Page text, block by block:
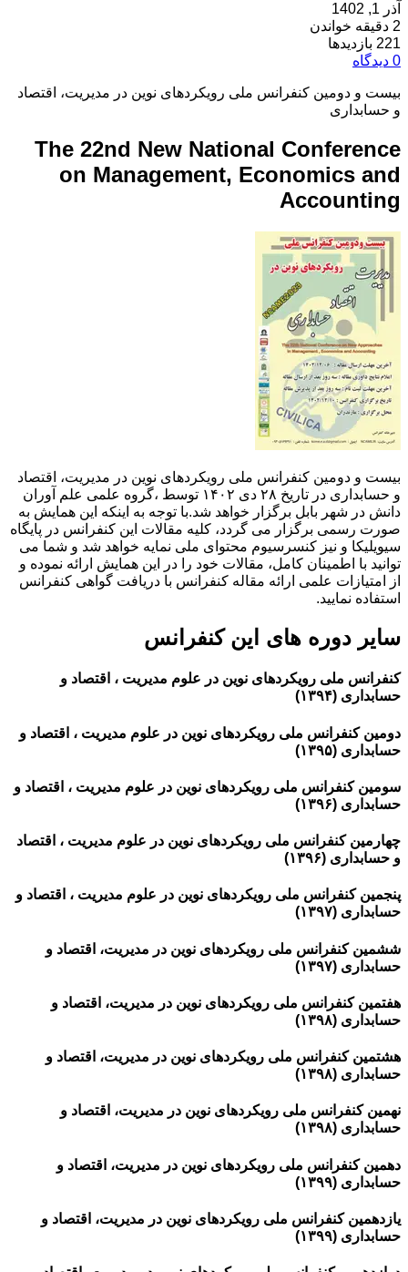
آذر 1, 1402
2 دقیقه خواندن
221 بازدیدها
0 دیدگاه
بیست و دومین کنفرانس ملی رویکردهای نوین در مدیریت، اقتصاد
و حسابداری
The 22nd New National Conference
on Management, Economics and
Accounting
بیست و دومین کنفرانس ملی رویکردهای نوین در مدیریت، اقتصاد
و حسابداری در تاریخ ۲۸ دی ۱۴۰۲ توسط ،گروه علمی علم آوران
دانش در شهر بابل برگزار خواهد شد.با توجه به اینکه این همایش به
صورت رسمی برگزار می گردد، کلیه مقالات این کنفرانس در پایگاه
سیویلیکا و نیز کنسرسیوم محتوای ملی نمایه خواهد شد و شما می
توانید با اطمینان کامل، مقالات خود را در این همایش ارائه نموده و
از امتیازات علمی ارائه مقاله کنفرانس با دریافت گواهی کنفرانس
استفاده نمایید.
سایر دوره های این کنفرانس
کنفرانس ملی رویکردهای نوین در علوم مدیریت ، اقتصاد و
حسابداری (۱۳۹۴)
دومین کنفرانس ملی رویکردهای نوین در علوم مدیریت ، اقتصاد و
حسابداری (۱۳۹۵)
سومین کنفرانس ملی رویکردهای نوین در علوم مدیریت ، اقتصاد و
حسابداری (۱۳۹۶)
چهارمین کنفرانس ملی رویکردهای نوین در علوم مدیریت ، اقتصاد
و حسابداری (۱۳۹۶)
پنجمین کنفرانس ملی رویکردهای نوین در علوم مدیریت ، اقتصاد و
حسابداری (۱۳۹۷)
ششمین کنفرانس ملی رویکردهای نوین در مدیریت، اقتصاد و
حسابداری (۱۳۹۷)
هفتمین کنفرانس ملی رویکردهای نوین در مدیریت، اقتصاد و
حسابداری (۱۳۹۸)
هشتمین کنفرانس ملی رویکردهای نوین در مدیریت، اقتصاد و
حسابداری (۱۳۹۸)
نهمین کنفرانس ملی رویکردهای نوین در مدیریت، اقتصاد و
حسابداری (۱۳۹۸)
دهمین کنفرانس ملی رویکردهای نوین در مدیریت، اقتصاد و
حسابداری (۱۳۹۹)
یازدهمین کنفرانس ملی رویکردهای نوین در مدیریت، اقتصاد و
حسابداری (۱۳۹۹)